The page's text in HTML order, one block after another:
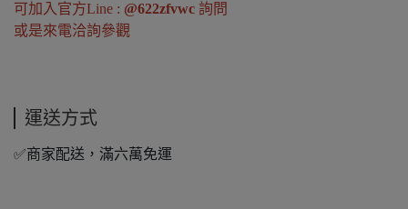
可加入官方Line : @622zfvwc 詢問
或是來電洽詢參觀
運送方式
✅商家配送，滿六萬免運